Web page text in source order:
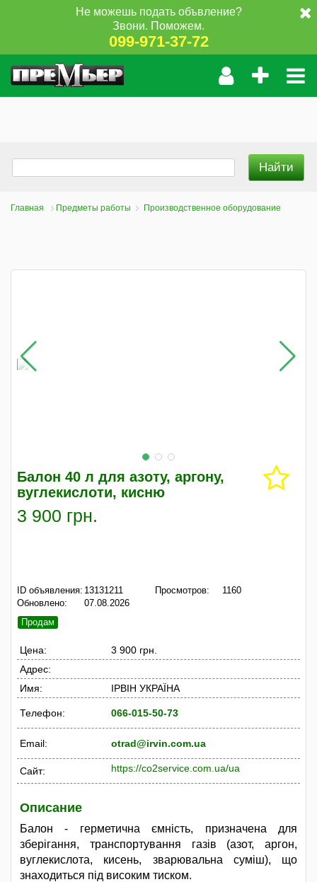
Не можешь подать объвление?
Звони. Поможем.
099-971-37-72
Главная Предметы работы Производственное оборудование
Балон 40 л для азоту, аргону,
вуглекислоти, кисню
3 900 грн.
ID объявления: 13131211
Обновлено:
07.08.2026
Просмотров: 1160
Продам
Цена:
3 900 грн.
Адрес:
Имя:
ІРВІН УКРАЇНА
Телефон: 066-015-50-73
Email: otrad@irvin.com.ua
Сайт: https://co2service.com.ua/ua
Описание
Балон - герметична ємність, призначена для
зберігання, транспортування газів (азот, аргон,
вуглекислота, кисень, зварювальна суміш), що
знаходиться під високим тиском.